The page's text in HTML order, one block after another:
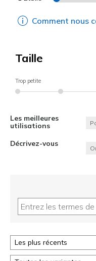
Comment nous
Taille
Trop petite
Les meilleures
utilisations
Décrivez-vous